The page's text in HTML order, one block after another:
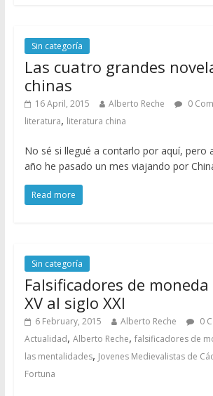
Sin categoría
Las cuatro grandes
chinas
16 April, 2015 Alberto Reche 0
literatura, literatura china
No sé si llegué a contarlo por aquí, pero
año he pasado un mes viajando por
Read more
Sin categoría
Falsificadores de moneda
XV al siglo XXI
6 February, 2015 Alberto Reche
0
Actualidad, Alberto Reche, falsificadores de
las mentalidades, Jovenes Medievalistas de
Fortuna